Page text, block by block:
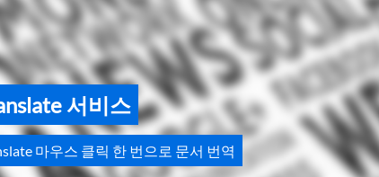
서비스
마우스 클릭 한 번으로 문서 번역